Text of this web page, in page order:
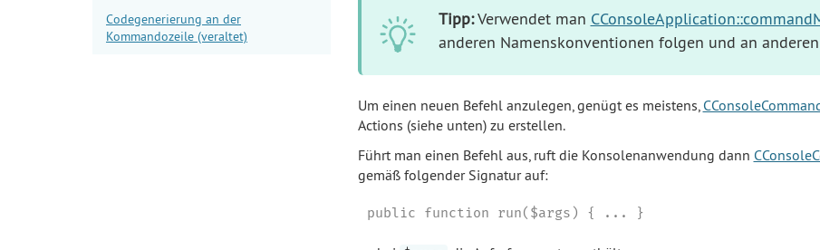
Codegenerierung an der
Kommandozeile (veraltet)
Tipp:Verwendet man
anderen Namenskonventionen folgen und an
Um einen neuen Befehl anzulegen, genügt es meistens,
Actions (siehe unten) zu erstellen.
Führt man einen Befehl aus, ruft die Konsolenanwendung dann
gemäß folgender Signatur auf:
public function run($args) { ... }